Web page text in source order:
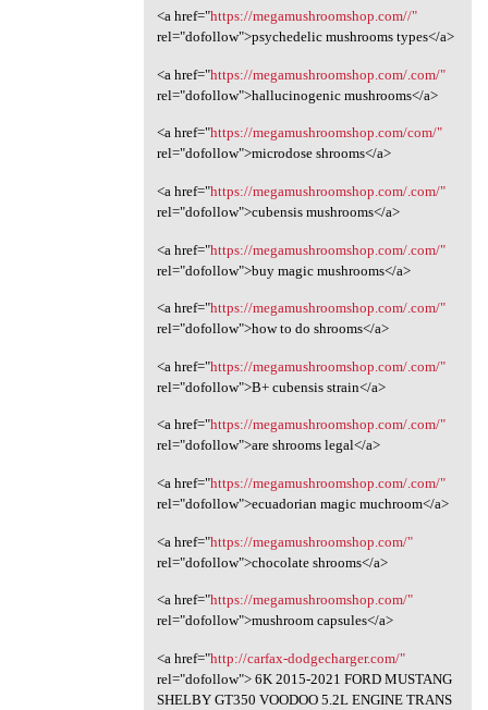
<a href="https://megamushroomshop.com//"
rel="dofollow">psychedelic mushrooms types</a>
<a href="https://megamushroomshop.com/.com/"
rel="dofollow">hallucinogenic mushrooms</a>
<a href="https://megamushroomshop.com/com/"
rel="dofollow">microdose shrooms</a>
<a href="https://megamushroomshop.com/.com/"
rel="dofollow">cubensis mushrooms</a>
<a href="https://megamushroomshop.com/.com/"
rel="dofollow">buy magic mushrooms</a>
<a href="https://megamushroomshop.com/.com/"
rel="dofollow">how to do shrooms</a>
<a href="https://megamushroomshop.com/.com/"
rel="dofollow">B+ cubensis strain</a>
<a href="https://megamushroomshop.com/.com/"
rel="dofollow">are shrooms legal</a>
<a href="https://megamushroomshop.com/.com/"
rel="dofollow">ecuadorian magic muchroom</a>
<a href="https://megamushroomshop.com/"
rel="dofollow">chocolate shrooms</a>
<a href="https://megamushroomshop.com/"
rel="dofollow">mushroom capsules</a>
<a href="http://carfax-dodgecharger.com/"
rel="dofollow"> 6K 2015-2021 FORD MUSTANG
SHELBY GT350 VOODOO 5.2L ENGINE TRANS